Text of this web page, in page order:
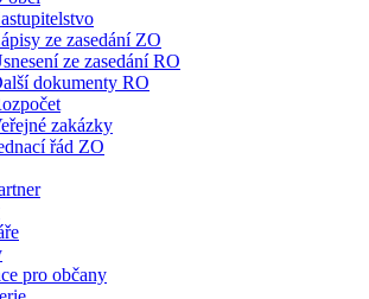
ze zasedání ZO
ze zasedání RO
dokumenty RO
zakázky
řád ZO
pro občany